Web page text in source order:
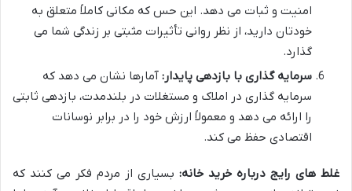
امنیت و ثبات می دهد. این حس که مکانی کاملاً متعلق به
خودتان دارید، از نظر روانی تأثیرات مثبتی بر زندگی شما می
گذارد.
سرمایه گذاری با بازدهی پایدار: آمارها نشان می دهد که
سرمایه گذاری در املاک و مستغلات در بلندمدت، بازدهی ثابتی
را ارائه می دهد و معمولاً ارزش خود را در برابر نوسانات
اقتصادی حفظ می کند.
غلط های رایج درباره خرید خانه: بسیاری از مردم فکر می کنند که